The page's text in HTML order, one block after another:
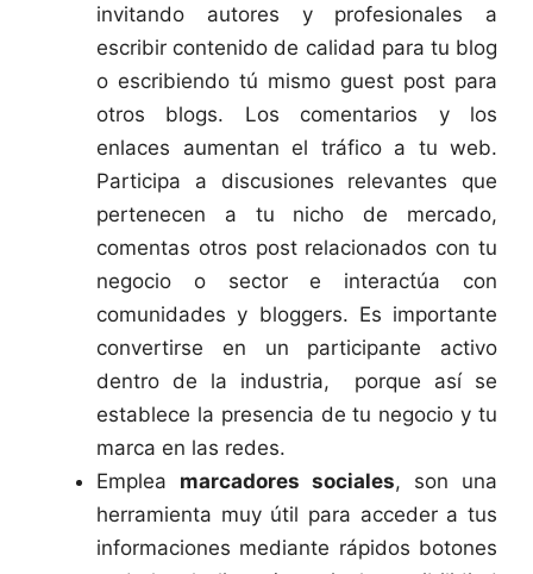
invitando autores y profesionales a
escribir contenido de calidad para tu blog
o escribiendo tú mismo guest post para
otros blogs. Los comentarios y los
enlaces aumentan el tráfico a tu web.
Participa a discusiones relevantes que
pertenecen a tu nicho de mercado,
comentas otros post relacionados con tu
negocio o sector e interactúa con
comunidades y bloggers. Es importante
convertirse en un participante activo
dentro de la industria, porque así se
establece la presencia de tu negocio y tu
marca en las redes.
Emplea marcadores sociales, son una
herramienta muy útil para acceder a tus
informaciones mediante rápidos botones